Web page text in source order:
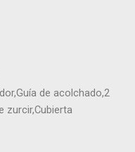
de acolchado,2
zurcir,Cubierta